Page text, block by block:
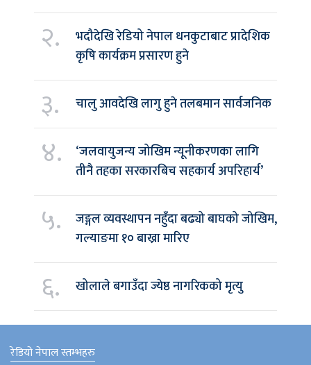
२.
भदौदेखि रेडियो नेपाल धनकुटाबाट प्रादेशिक
कृषि कार्यक्रम प्रसारण हुने
३. चालु आवदेखि लागु हुने तलबमान सार्वजनिक
४.
‘जलवायुजन्य जोखिम न्यूनीकरणका लागि
तीनै तहका सरकारबिच सहकार्य अपरिहार्य’
५.
जङ्गल व्यवस्थापन नहुँदा बढ्यो बाघको जोखिम,
गल्याङमा १० बाख्रा मारिए
६. खोलाले बगाउँदा ज्येष्ठ नागरिकको मृत्यु
रेडियो नेपाल स्तम्भहरु